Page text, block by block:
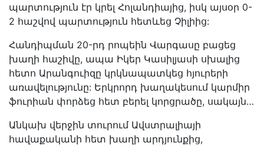
պարտություն էր կրել Հոլանդիայից, իսկ այսօր 0-
2 հաշվով պարտություն հետևեց Չիլիից:
Հանդիպման 20-րդ րոպեին Վարգասը բացեց
խաղի հաշիվը, ապա Իկեր Կասիլյասի սխալից
հետո Արանգուիզը կրկնապատկեց հյուրերի
առավելությունը: Երկրորդ խաղակեսում կարմիր
ֆուրիան փորձեց հետ բերել կորցրածը, սակայն…
Անկախ վերջին տուրում Ավստրալիայի
հավաքականի հետ խաղի արդյունքից,